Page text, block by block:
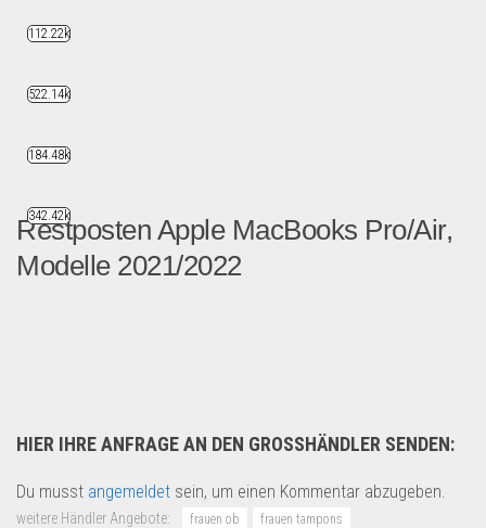
Restposten Apple MacBooks Pro/Air,
Modelle 2021/2022
HIER IHRE ANFRAGE AN DEN GROSSHÄNDLER SENDEN:
Du musst angemeldet sein, um einen Kommentar abzugeben.
weitere Händler Angebote: frauen ob
frauen tampons
112.22k
522.14k
184.48k
342.42k